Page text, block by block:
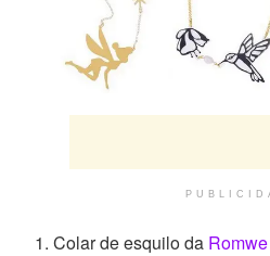
Colar de esquilo da Romwe